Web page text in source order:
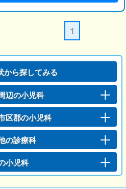
1
から探してみる
辺の小児科
区郡の小児科
の診療科
小児科